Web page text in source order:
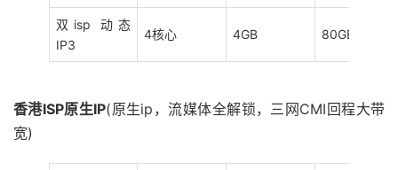
双isp 动态
IP3
4核心 4GB 80GB
香港ISP原生IP(原生ip，流媒体全解锁，三网CMI回程大带
宽)